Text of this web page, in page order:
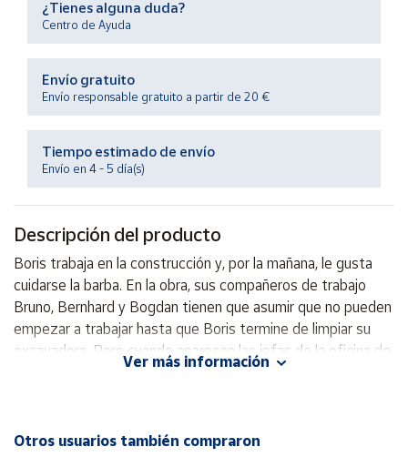
Productos
Solidarios
Ayuda
Centro
de ayuda
Contacto
Vendedores
Mapa de
vendedores
Hazte
vendedor
Cuenta
¿Tienes alguna duda?
Centro de Ayuda
Envío gratuito
Envío responsable gratuito a partir de 20 €
Tiempo estimado de envío
Envío en 4 - 5 día(s)
Descripción del producto
Boris trabaja en la construcción y, por la mañana, le gusta
cuidarse la barba. En la obra, sus compañeros de trabajo
Bruno, Bernhard y Bogdan tienen que asumir que no pueden
empezar a trabajar hasta que Boris termine de limpiar su
excavadora. Pero cuando aparecen las jefas de la oficina de
parques y jardines por la obra, ¡Boris y sus amigos no saben
Autor: Mawil
Ver más información
Otros usuarios también compraron